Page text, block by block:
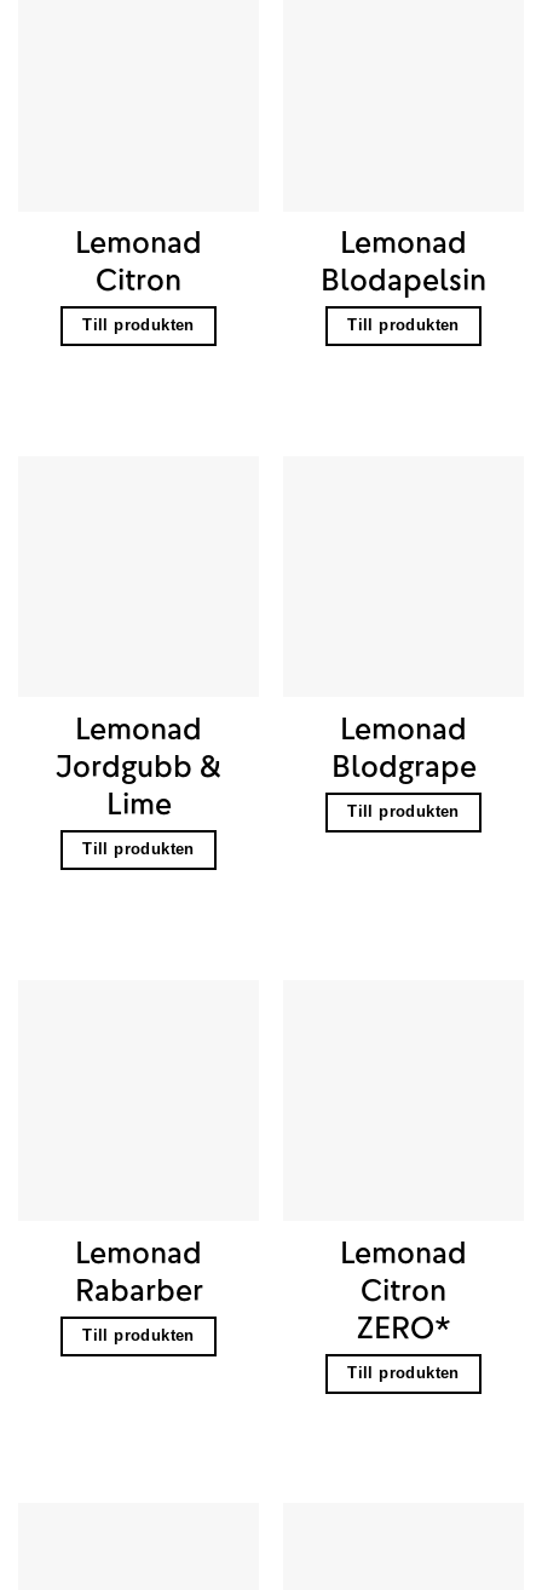
Lemonad
Citron
Till produkten
Lemonad
Blodapelsin
Till produkten
Lemonad
Jordgubb &
Lime
Till produkten
Lemonad
Blodgrape
Till produkten
Lemonad
Rabarber
Till produkten
Lemonad
Citron
ZERO*
Till produkten